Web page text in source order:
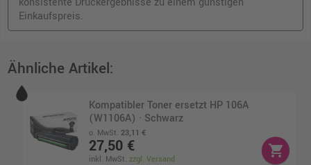
Einkaufspreis.
Ähnliche Artikel:
Kompatibler Toner ersetzt HP 106A
(W1106A) · Schwarz
o. MwSt. 23,11 €
27,50 €
inkl. MwSt.zzgl. Versand
shopping_cart